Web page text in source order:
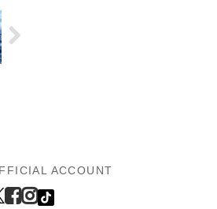
ACCOUNT